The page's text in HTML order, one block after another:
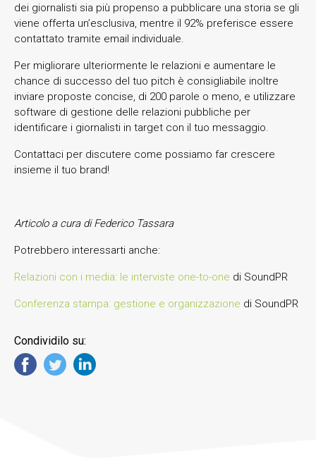
dei giornalisti sia più propenso a pubblicare una storia se gli
viene offerta un’esclusiva, mentre il 92% preferisce essere
contattato tramite email individuale.
Per migliorare ulteriormente le relazioni e aumentare le
chance di successo del tuo pitch è consigliabile inoltre
inviare proposte concise, di 200 parole o meno, e utilizzare
software di gestione delle relazioni pubbliche per
identificare i giornalisti in target con il tuo messaggio.
Contattaci per discutere come possiamo far crescere
insieme il tuo brand!
Articolo a cura di Federico Tassara
Potrebbero interessarti anche:
Relazioni con i media: le interviste one-to-one di SoundPR
Conferenza stampa: gestione e organizzazione di SoundPR
Condividilo su: